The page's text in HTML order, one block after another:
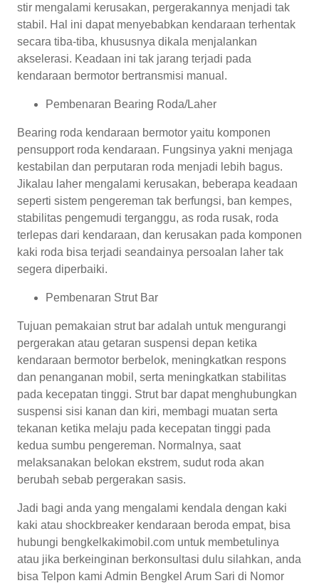
stir mengalami kerusakan, pergerakannya menjadi tak
stabil. Hal ini dapat menyebabkan kendaraan terhentak
secara tiba-tiba, khususnya dikala menjalankan
akselerasi. Keadaan ini tak jarang terjadi pada
kendaraan bermotor bertransmisi manual.
Pembenaran Bearing Roda/Laher
Bearing roda kendaraan bermotor yaitu komponen
pensupport roda kendaraan. Fungsinya yakni menjaga
kestabilan dan perputaran roda menjadi lebih bagus.
Jikalau laher mengalami kerusakan, beberapa keadaan
seperti sistem pengereman tak berfungsi, ban kempes,
stabilitas pengemudi terganggu, as roda rusak, roda
terlepas dari kendaraan, dan kerusakan pada komponen
kaki roda bisa terjadi seandainya persoalan laher tak
segera diperbaiki.
Pembenaran Strut Bar
Tujuan pemakaian strut bar adalah untuk mengurangi
pergerakan atau getaran suspensi depan ketika
kendaraan bermotor berbelok, meningkatkan respons
dan penanganan mobil, serta meningkatkan stabilitas
pada kecepatan tinggi. Strut bar dapat menghubungkan
suspensi sisi kanan dan kiri, membagi muatan serta
tekanan ketika melaju pada kecepatan tinggi pada
kedua sumbu pengereman. Normalnya, saat
melaksanakan belokan ekstrem, sudut roda akan
berubah sebab pergerakan sasis.
Jadi bagi anda yang mengalami kendala dengan kaki
kaki atau shockbreaker kendaraan beroda empat, bisa
hubungi bengkelkakimobil.com untuk membetulinya
atau jika berkeinginan berkonsultasi dulu silahkan, anda
bisa Telpon kami Admin Bengkel Arum Sari di Nomor